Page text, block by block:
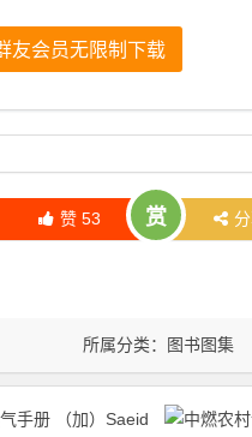
友会员无限制下载
航
赞 53 赏
所属分类： 图书图集